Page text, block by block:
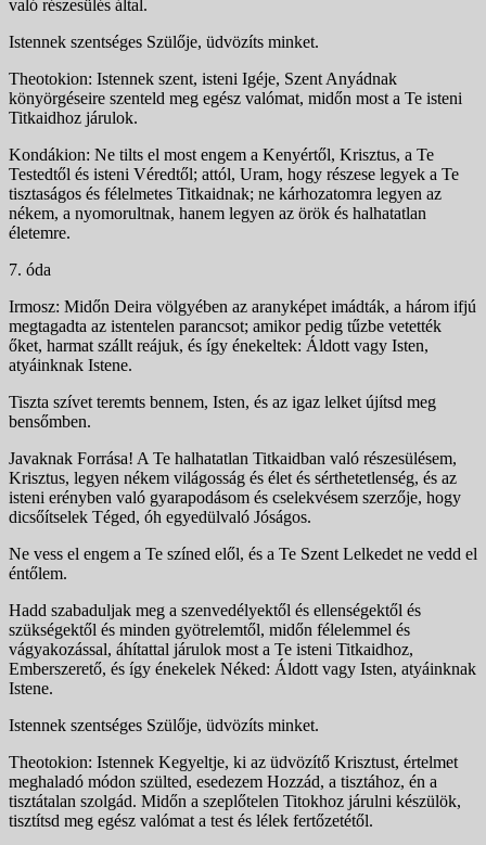
való részesülés által.
Istennek szentséges Szülője, üdvözíts minket.
Theotokion: Istennek szent, isteni Igéje, Szent Anyádnak
könyörgéseire szenteld meg egész valómat, midőn most a Te isteni
Titkaidhoz járulok.
Kondákion: Ne tilts el most engem a Kenyértől, Krisztus, a Te
Testedtől és isteni Véredtől; attól, Uram, hogy részese legyek a Te
tisztaságos és félelmetes Titkaidnak; ne kárhozatomra legyen az
nékem, a nyomorultnak, hanem legyen az örök és halhatatlan
életemre.
7. óda
Irmosz: Midőn Deira völgyében az aranyképet imádták, a három ifjú
megtagadta az istentelen parancsot; amikor pedig tűzbe vetették
őket, harmat szállt reájuk, és így énekeltek: Áldott vagy Isten,
atyáinknak Istene.
Tiszta szívet teremts bennem, Isten, és az igaz lelket újítsd meg
bensőmben.
Javaknak Forrása! A Te halhatatlan Titkaidban való részesülésem,
Krisztus, legyen nékem világosság és élet és sérthetetlenség, és az
isteni erényben való gyarapodásom és cselekvésem szerzője, hogy
dicsőítselek Téged, óh egyedülvaló Jóságos.
Ne vess el engem a Te színed elől, és a Te Szent Lelkedet ne vedd el
éntőlem.
Hadd szabaduljak meg a szenvedélyektől és ellenségektől és
szükségektől és minden gyötrelemtől, midőn félelemmel és
vágyakozással, áhítattal járulok most a Te isteni Titkaidhoz,
Emberszerető, és így énekelek Néked: Áldott vagy Isten, atyáinknak
Istene.
Istennek szentséges Szülője, üdvözíts minket.
Theotokion: Istennek Kegyeltje, ki az üdvözítő Krisztust, értelmet
meghaladó módon szülted, esedezem Hozzád, a tisztához, én a
tisztátalan szolgád. Midőn a szeplőtelen Titokhoz járulni készülök,
tisztítsd meg egész valómat a test és lélek fertőzetétől.